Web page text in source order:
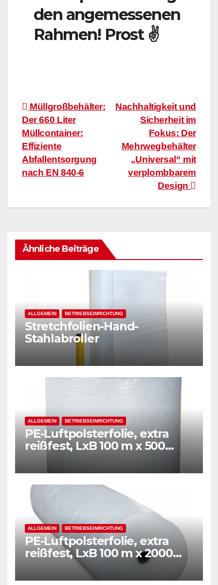
den angemessenen
Rahmen! Prost ✌
Beitragsnavigation
Nachhaltigkeit und
Sicherheit im
Fokus: Der
Mehrwegbehälter
„Universal“ mit
verplombbarem
Design
Müllgroßbehälter:
Der 660 Liter
Müllcontainer:
Effiziente
Abfallentsorgung
nach EN 840-6
Ähnliche Beiträge
ALLGEMEIN BETRIEBSEINRICHTUNG
Stretchfolien-Hand-
Stahlabroller
ALLGEMEIN BETRIEBSEINRICHTUNG
PE-Luftpolsterfolie, extra
reißfest, LxB 100 m x 500
mm, Stärke 50 mµ, 2-Schicht-
Folie, transparent
ALLGEMEIN BETRIEBSEINRICHTUNG
PE-Luftpolsterfolie, extra
reißfest, LxB 100 m x 2000
mm, Stärke 50 mµ, 2-Schicht-
Folie, transparent